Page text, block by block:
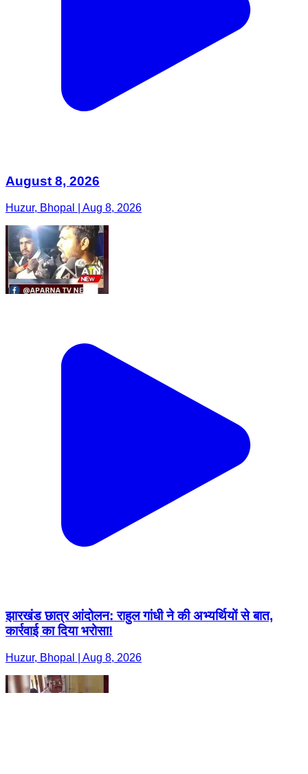
August 8, 2026
Huzur, Bhopal | Aug 8, 2026
झारखंड छात्र आंदोलन: राहुल गांधी ने की अभ्यर्थियों से बात,
कार्रवाई का दिया भरोसा!
Huzur, Bhopal | Aug 8, 2026